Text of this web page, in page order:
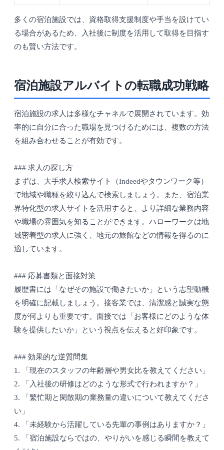
多くの宿泊施設では、資格取得支援制度や手当を設けてい
る場合があるため、入社後に制度を活用して取得を目指す
のも賢い方法です。
宿泊施設アルバイトの転職成功戦略
宿泊施設の求人は多様なチャネルで展開されています。効
率的に自分に合った職場を見つけるためには、複数の方法
を組み合わせることが有効です。
### 求人の探し方
まずは、大手求人検索サイト（Indeedやタウンワーク等）
で地域や職種を絞り込んで検索しましょう。また、宿泊業
界特化型の求人サイトを活用すると、より詳細な業務内容
や職場の雰囲気を知ることができます。ハローワークは地
域密着型の求人に強く、地元の旅館などの情報を得るのに
適しています。
### 応募書類と面接対策
履歴書には「なぜその施設で働きたいか」という志望動機
を明確に記載しましょう。接客業では、清潔感と誠実な態
度が何よりも重要です。面接では「お客様にどのような体
験を提供したいか」という視点を伝えると好印象です。
### 効果的な逆質問集
1. 「現在のスタッフの年齢層や男女比を教えてください」
2. 「入社後の研修はどのような形式で行われますか？」
3. 「繁忙期と閑散期の業務量の違いについて教えてくださ
い」
4. 「未経験から活躍している先輩の事例はありますか？」
5. 「宿泊施設ならではの、やりがいを感じる瞬間を教えて